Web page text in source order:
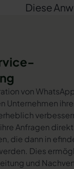
Diese
von
Unternehmen
Anfragen
die dann in
Dies
und